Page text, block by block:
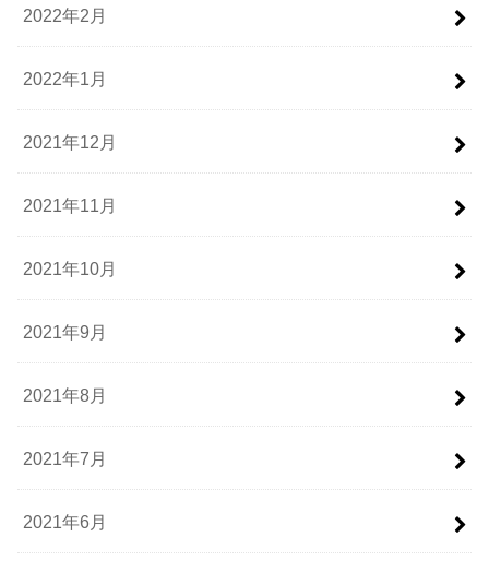
2022年2月
2022年1月
2021年12月
2021年11月
2021年10月
2021年9月
2021年8月
2021年7月
2021年6月